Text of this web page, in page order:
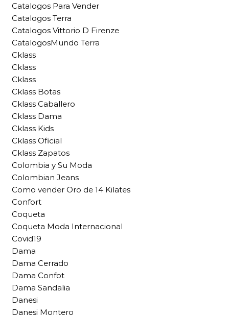
Catalogos Para Vender
Catalogos Terra
Catalogos Vittorio D Firenze
CatalogosMundo Terra
Cklass
Cklass
Cklass
Cklass Botas
Cklass Caballero
Cklass Dama
Cklass Kids
Cklass Oficial
Cklass Zapatos
Colombia y Su Moda
Colombian Jeans
Como vender Oro de 14 Kilates
Confort
Coqueta
Coqueta Moda Internacional
Covid19
Dama
Dama Cerrado
Dama Confot
Dama Sandalia
Danesi
Danesi Montero